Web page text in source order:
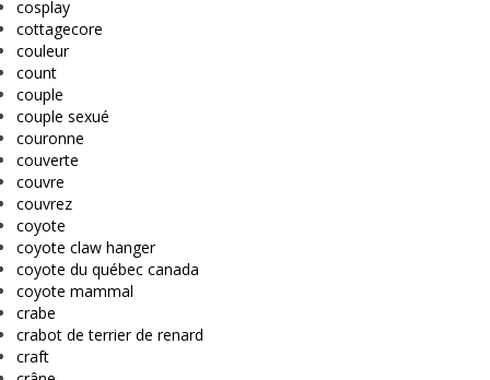
cosplay
cottagecore
couleur
count
couple
couple sexué
couronne
couverte
couvre
couvrez
coyote
coyote claw hanger
coyote du québec canada
coyote mammal
crabe
crabot de terrier de renard
craft